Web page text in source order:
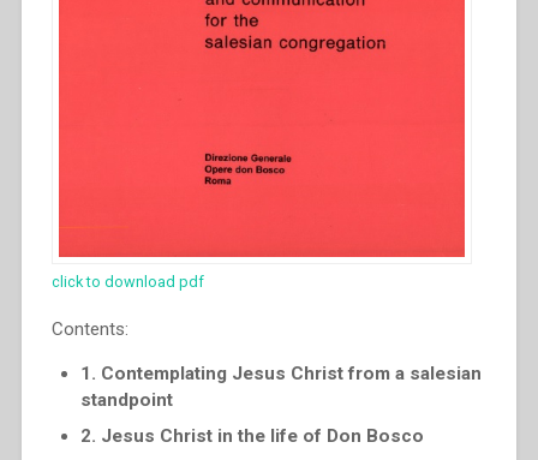
click to download pdf
Contents:
1. Contemplating Jesus Christ from a salesian
standpoint
2. Jesus Christ in the life of Don Bosco